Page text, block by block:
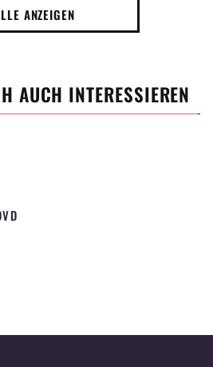
ANZEIGEN
AUCH INTERESSIEREN